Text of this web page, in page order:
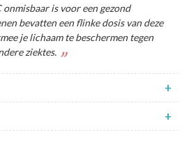
+
+
is voor een gezond
bevatten een flinke dosis van deze
je lichaam te beschermen tegen
ziektes.